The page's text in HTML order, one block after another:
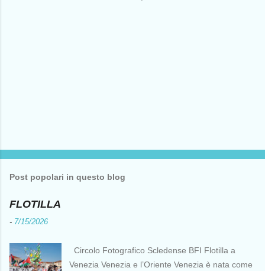
Post popolari in questo blog
FLOTILLA
- 7/15/2026
Circolo Fotografico Scledense BFI Flotilla a
Venezia Venezia e l’Oriente Venezia è nata come